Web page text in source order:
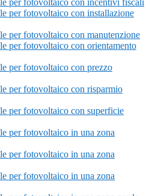
per fotovoltaico con incentivi fiscali
per fotovoltaico con installazione
per fotovoltaico con manutenzione
per fotovoltaico con orientamento
per fotovoltaico con prezzo
per fotovoltaico con risparmio
per fotovoltaico con superficie
per fotovoltaico in una zona
per fotovoltaico in una zona
per fotovoltaico in una zona